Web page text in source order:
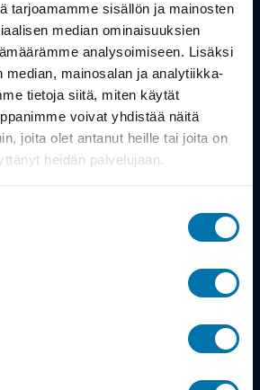
tarjoamamme sisällön ja mainosten
median ominaisuuksien
analysoimiseen. Lisäksi
median, mainosalan ja analytiikka-
tietoja siitä, miten käytät
voivat yhdistää näitä
joita olet antanut heille tai joita on
heidän palvelujaan.
Info
Toimitus
ja palautukset